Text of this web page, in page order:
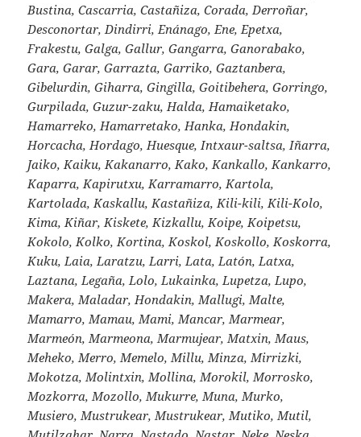
Bustina, Cascarria, Castañiza, Corada, Derroñar,
Desconortar, Dindirri, Enánago, Ene, Epetxa,
Frakestu, Galga, Gallur, Gangarra, Ganorabako,
Gara, Garar, Garrazta, Garriko, Gaztanbera,
Gibelurdin, Giharra, Gingilla, Goitibehera, Gorringo,
Gurpilada, Guzur-zaku, Halda, Hamaiketako,
Hamarreko, Hamarretako, Hanka, Hondakin,
Horcacha, Hordago, Huesque, Intxaur-saltsa, Iñarra,
Jaiko, Kaiku, Kakanarro, Kako, Kankallo, Kankarro,
Kaparra, Kapirutxu, Karramarro, Kartola,
Kartolada, Kaskallu, Kastañiza, Kili-kili, Kili-Kolo,
Kima, Kiñar, Kiskete, Kizkallu, Koipe, Koipetsu,
Kokolo, Kolko, Kortina, Koskol, Koskollo, Koskorra,
Kuku, Laia, Laratzu, Larri, Lata, Latón, Latxa,
Laztana, Legaña, Lolo, Lukainka, Lupetza, Lupo,
Makera, Maladar, Hondakin, Mallugi, Malte,
Mamarro, Mamau, Mami, Mancar, Marmear,
Marmeón, Marmeona, Marmujear, Matxin, Maus,
Meheko, Merro, Memelo, Millu, Minza, Mirrizki,
Mokotza, Molintxin, Mollina, Morokil, Morrosko,
Mozkorra, Mozollo, Mukurre, Muna, Murko,
Musiero, Mustrukear, Mustrukear, Mutiko, Mutil,